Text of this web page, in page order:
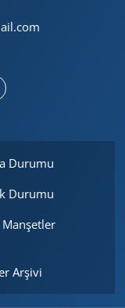
Durumu
Durumu
Arşivi